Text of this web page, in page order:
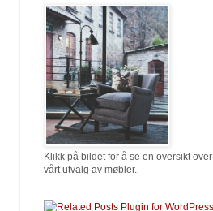
Klikk på bildet for å se en oversikt over
vårt utvalg av møbler.